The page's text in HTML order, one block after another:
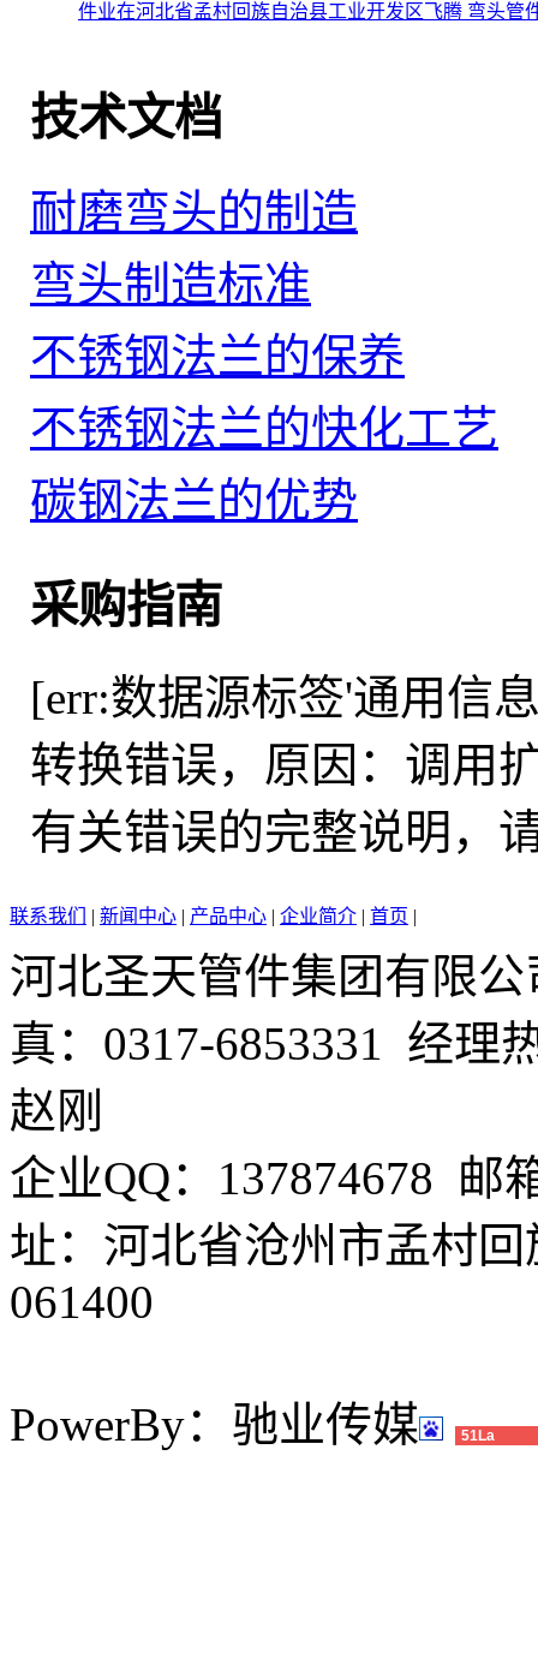
件业在河北省孟村回族自治县工业开发区飞腾 弯头管
技术文档
耐磨弯头的制造
弯头制造标准
不锈钢法兰的保养
不锈钢法兰的快化工艺
碳钢法兰的优势
采购指南
[err:数据源标签'通用信
转换错误，原因：调用
有关错误的完整说明，
联系我们 | 新闻中心 | 产品中心 | 企业简介 | 首页 |
河北圣天管件集团有限
真：0317-6853331 经理
赵刚
企业QQ：137874678 邮
址：河北省沧州市孟村
061400
PowerBy：驰业传媒 51La